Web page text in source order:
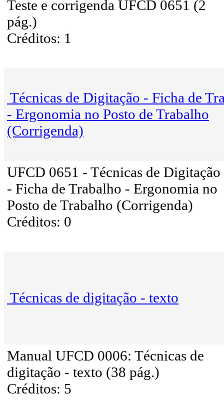
Teste e corrigenda UFCD 0651 (2
pág.)
Créditos: 1
Técnicas de Digitação - Ficha de
- Ergonomia no Posto de Trabalho
(Corrigenda)
UFCD 0651 - Técnicas de Digitação
- Ficha de Trabalho - Ergonomia no
Posto de Trabalho (Corrigenda)
Créditos: 0
Técnicas de digitação - texto
Manual UFCD 0006: Técnicas de
digitação - texto (38 pág.)
Créditos: 5